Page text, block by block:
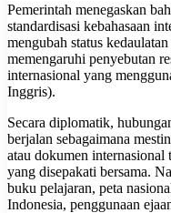
Pemerintah menegaskan
standardisasi kebahasaan
mengubah status
memengaruhi penyebutan
internasional yang
Inggris).
Secara diplomatik,
berjalan sebagaimana
atau dokumen internasional
yang disepakati bersama.
buku pelajaran, peta
Indonesia, penggunaan